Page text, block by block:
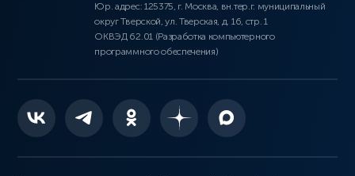
Юр. адрес: 125375, г. Москва, вн.тер.г. муниципальный
округ Тверской, ул. Тверская, д. 16, стр. 1
ОКВЭД 62.01 (Разработка компьютерного
программного обеспечения)